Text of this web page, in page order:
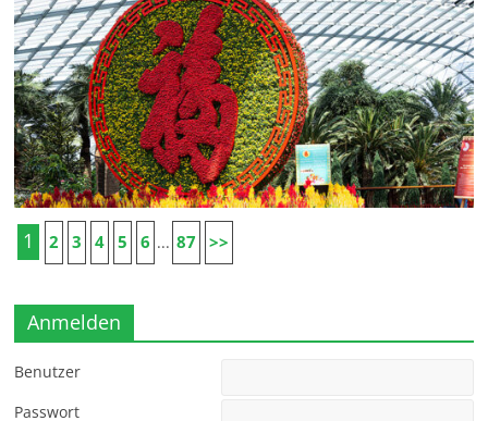
1 2 3 4 5 6 ... 87 >>
Anmelden
Benutzer
Passwort